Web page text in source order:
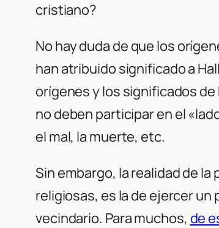
cristiano?
No hay duda de que los
han atribuido significado a
orígenes y los significados
no deben participar en el
el mal, la muerte, etc.
Sin embargo, la realidad de
religiosas, es la de ejercer
vecindario. Para muchos, de